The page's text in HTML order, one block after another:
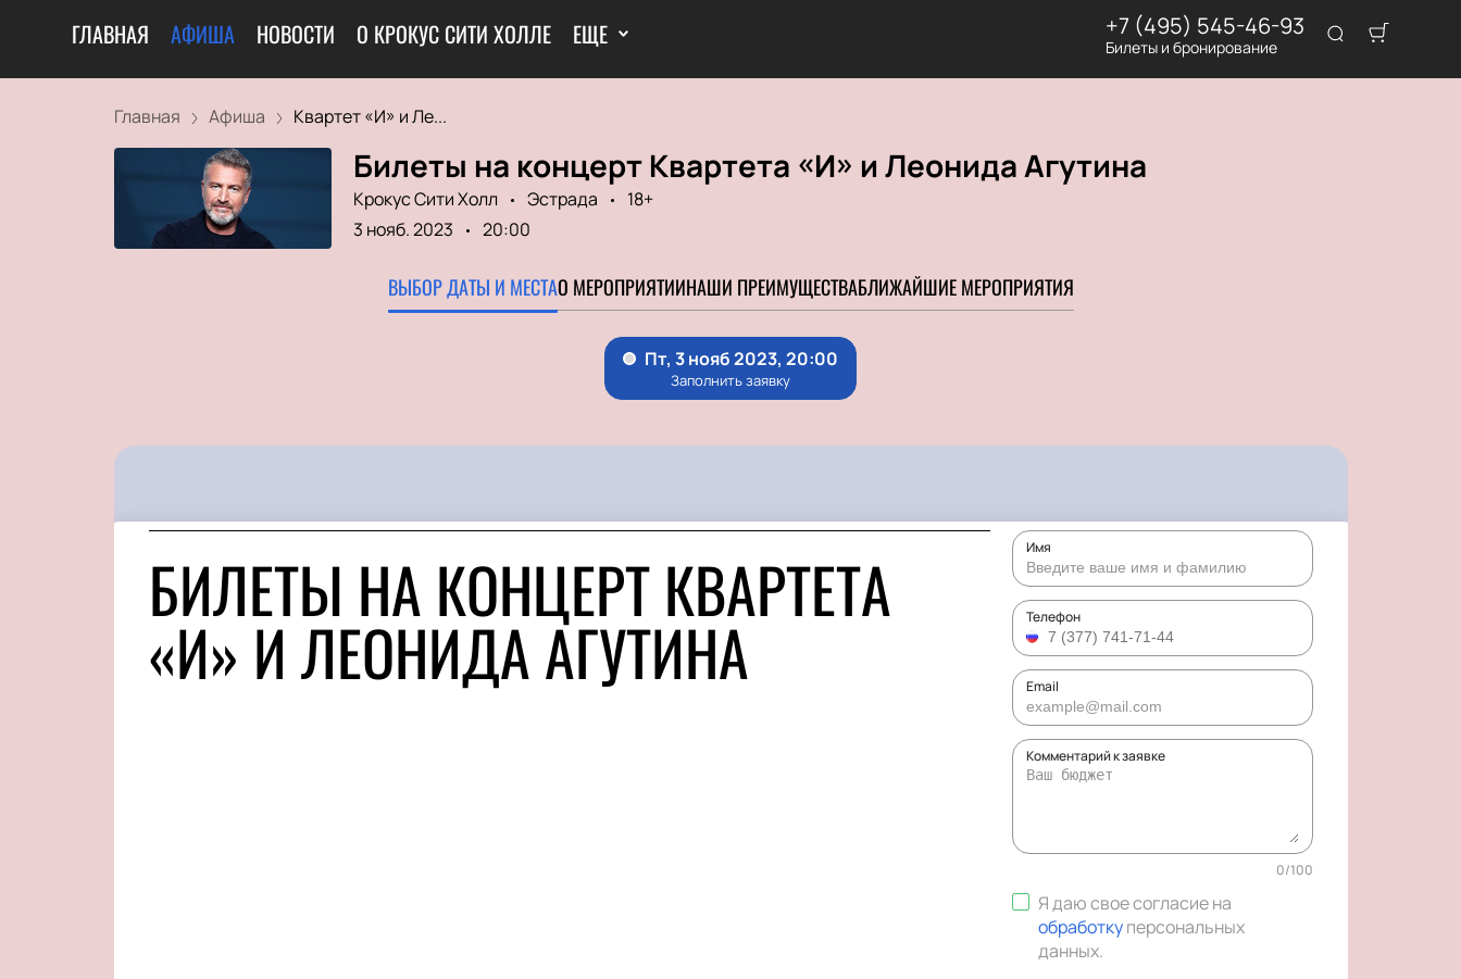
ГЛАВНАЯ АФИША НОВОСТИ О КРОКУС СИТИ ХОЛЛЕ ЕЩЕ +7 (495) 545-46-93
Билеты и бронирование
Главная Афиша Квартет «И» и Ле...
Билеты на концерт Квартета «И» и Леонида Агутина
Крокус Сити Холл Эстрада
18+
3 нояб. 2023
20:00
ВЫБОР ДАТЫ И МЕСТАО МЕРОПРИЯТИИНАШИ ПРЕИМУЩЕСТВАБЛИЖАЙШИЕ МЕРОПРИЯТИЯ
БИЛЕТЫ НА КОНЦЕРТ КВАРТЕТА
«И» И ЛЕОНИДА АГУТИНА
Имя
Телефон
Email
Комментарий к заявке
0/100
Я даю свое согласие на
обработкуперсональных
данных.